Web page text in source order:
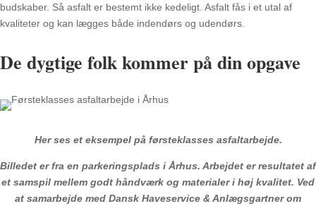
budskaber. Så asfalt er bestemt ikke kedeligt. Asfalt fås i et utal af
kvaliteter og kan lægges både indendørs og udendørs.
De dygtige folk kommer på din opgave
Her ses et eksempel på førsteklasses asfaltarbejde.
Billedet er fra en parkeringsplads i Århus. Arbejdet er resultatet af
et samspil mellem godt håndværk og materialer i høj kvalitet. Ved
at samarbejde med Dansk Haveservice & Anlægsgartner om